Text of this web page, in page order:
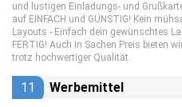
und lustigen Einladungs- und
auf EINFACH und GÜNSTIG! Kein
Layouts - Einfach dein gewünschtes
FERTIG! Auch in Sachen Preis bieten
trotz hochwertiger Qualität.
11 Werbemittel